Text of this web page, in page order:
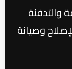
والتدفئة
وصيانة